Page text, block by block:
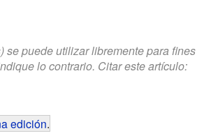
puede utilizar libremente para fines
lo contrario. Citar este artículo:
edición.